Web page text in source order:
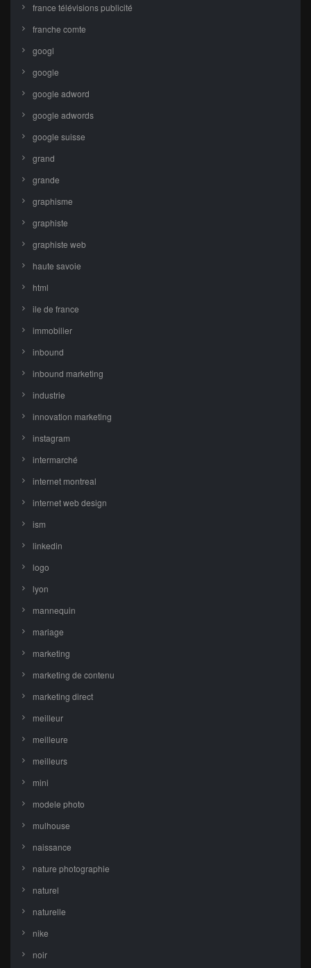
france télévisions publicité
franche comte
googl
google
google adword
google adwords
google suisse
grand
grande
graphisme
graphiste
graphiste web
haute savoie
html
ile de france
immobilier
inbound
inbound marketing
industrie
innovation marketing
instagram
intermarché
internet montreal
internet web design
ism
linkedin
logo
lyon
mannequin
mariage
marketing
marketing de contenu
marketing direct
meilleur
meilleure
meilleurs
mini
modele photo
mulhouse
naissance
nature photographie
naturel
naturelle
nike
noir